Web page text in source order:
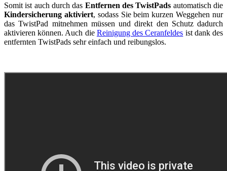
Somit ist auch durch das Entfernen des TwistPads automatisch die
Kindersicherung aktiviert, sodass Sie beim kurzen Weggehen nur
das TwistPad mitnehmen müssen und direkt den Schutz dadurch
aktivieren können. Auch die Reinigung des Ceranfeldes ist dank des
entfernten TwistPads sehr einfach und reibungslos.